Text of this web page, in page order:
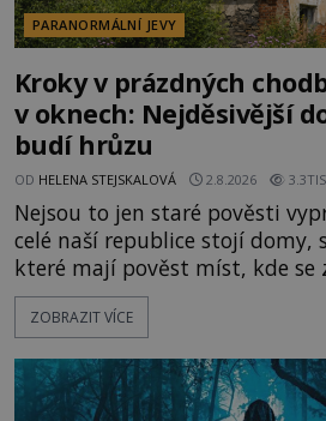
PARANORMÁLNÍ JEVY
Kroky v prázdných
v oknech: Nejděsivější
budí hrůzu
OD HELENA STEJSKALOVÁ 2.8.2026 3.3TIS
Nejsou to jen staré pověsti
celé naší republice stojí domy,
které mají pověst míst, kde se
ozývají nevysvětlitelné zvuky
jevy. Zatímco historici většinou hledají racionální
lokality vykazují nápadně
celé generace. A právě tato
ZOBRAZIT VÍCE